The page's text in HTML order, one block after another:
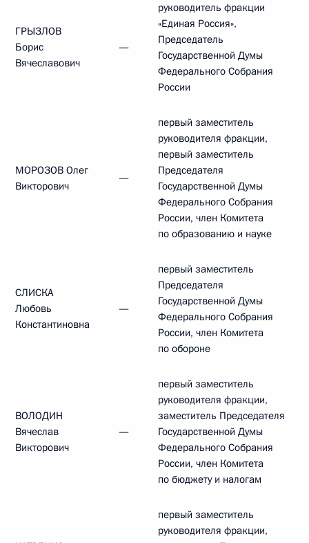
ГРЫЗЛОВ
Борис
Вячеславович
—
руководитель фракции
«Единая Россия»,
Председатель
Государственной Думы
Федерального Собрания
России
МОРОЗОВ Олег
Викторович
—
первый заместитель
руководителя фракции,
первый заместитель
Председателя
Государственной Думы
Федерального Собрания
России, член Комитета
по образованию и науке
СЛИСКА
Любовь
Константиновна
—
первый заместитель
Председателя
Государственной Думы
Федерального Собрания
России, член Комитета
по обороне
ВОЛОДИН
Вячеслав
Викторович
—
первый заместитель
руководителя фракции,
заместитель Председателя
Государственной Думы
Федерального Собрания
России, член Комитета
по бюджету и налогам
первый заместитель
руководителя фракции,